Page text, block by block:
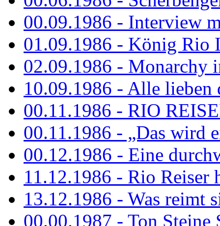
00.09.1986 - Interview
01.09.1986 - König Rio
02.09.1986 - Monarchy
10.09.1986 - Alle lieben
00.11.1986 - RIO
00.11.1986 - „Das wird
00.12.1986 - Eine
11.12.1986 - Rio Reiser
13.12.1986 - Was reimt
00.00.1987 - Ton Steine